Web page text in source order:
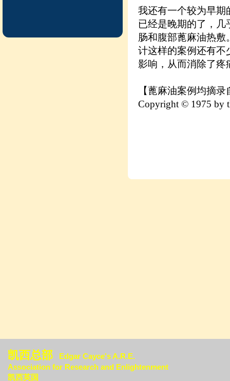
我还有一个较为早期
已经是晚期的了，
肠和腹部蓖麻油热
计这样的案例还有不
影响，从而消除了疼
【蓖麻油案例均摘
Copyright © 1975 by
凯西总部
Edgar Cayce's A.R.E.
Association for Research and Enlightenment
凯西英国